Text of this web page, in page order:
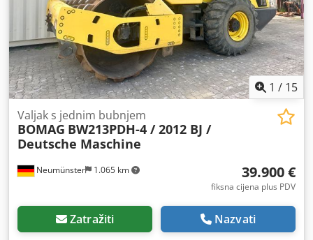
1 / 15
Neumünster 1.065 km
Valjak s jednim bubnjem
BOMAG BW213PDH-4 / 2012 BJ /
Deutsche Maschine
39.900 €
fiksna cijena plus PDV
Zatražiti Nazvati